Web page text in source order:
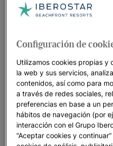
África
Los mejores hoteles
destinos
Descubre los mejores hoteles
ubicados justo frente al mar,
increíbles del mundo. Desde el
o el Mediterráneo, todos
una ubicación privilegiada y
Configuración de
Utilizamos cookies propias y
la web y sus servicios,
contenidos, así como para
a través de redes sociales,
preferencias en base a un
hábitos de navegación (por
interacción con el Grupo
“Aceptar cookies y